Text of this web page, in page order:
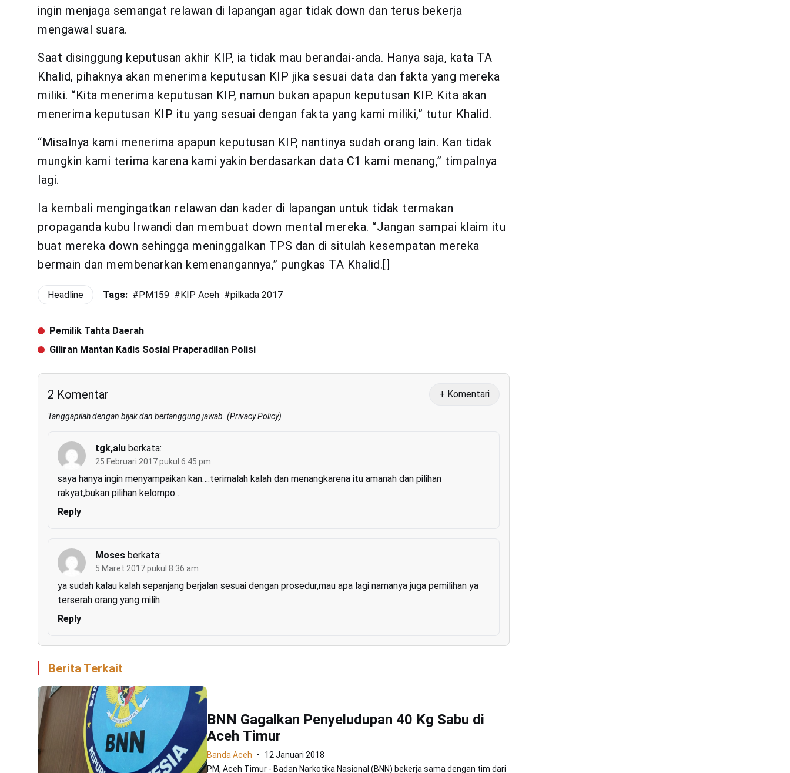
ingin menjaga semangat relawan di lapangan agar tidak down dan terus bekerja
mengawal suara.
Saat disinggung keputusan akhir KIP, ia tidak mau berandai-anda. Hanya saja, kata TA
Khalid, pihaknya akan menerima keputusan KIP jika sesuai data dan fakta yang mereka
miliki. “Kita menerima keputusan KIP, namun bukan apapun keputusan KIP. Kita akan
menerima keputusan KIP itu yang sesuai dengan fakta yang kami miliki,” tutur Khalid.
“Misalnya kami menerima apapun keputusan KIP, nantinya sudah orang lain. Kan tidak
mungkin kami terima karena kami yakin berdasarkan data C1 kami menang,” timpalnya
lagi.
Ia kembali mengingatkan relawan dan kader di lapangan untuk tidak termakan
propaganda kubu Irwandi dan membuat down mental mereka. “Jangan sampai klaim itu
buat mereka down sehingga meninggalkan TPS dan di situlah kesempatan mereka
bermain dan membenarkan kemenangannya,” pungkas TA Khalid.[]
Headline Tags: # PM159 # KIP Aceh #pilkada 2017
Pemilik Tahta Daerah
Giliran Mantan Kadis Sosial Praperadilan Polisi
2 Komentar + Komentari
Tanggapilah dengan bijak dan bertanggung jawab. (Privacy Policy)
tgk,alu berkata:
25 Februari 2017 pukul 6:45 pm
saya hanya ingin menyampaikan kan….terimalah kalah dan menangkarena itu amanah dan pilihan
rakyat,bukan pilihan kelompo…
Reply
Moses berkata:
5 Maret 2017 pukul 8:36 am
ya sudah kalau kalah sepanjang berjalan sesuai dengan prosedur,mau apa lagi namanya juga pemilihan ya
terserah orang yang milih
Reply
Berita Terkait
BNN Gagalkan Penyeludupan 40 Kg Sabu di
Aceh Timur
Banda Aceh
12 Januari 2018
PM, Aceh Timur - Badan Narkotika Nasional (BNN) bekerja sama dengan tim dari